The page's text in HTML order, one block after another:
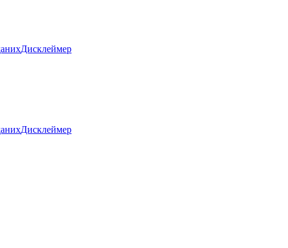
Дисклеймер
Дисклеймер